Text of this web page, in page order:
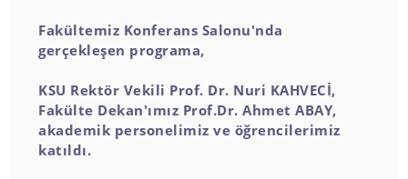
Fakültemiz Konferans Salonu'nda
gerçekleşen programa,
KSU Rektör Vekili Prof. Dr. Nuri KAHVECİ,
Fakülte Dekan'ımız Prof.Dr. Ahmet ABAY,
akademik personelimiz ve öğrencilerimiz
katıldı.